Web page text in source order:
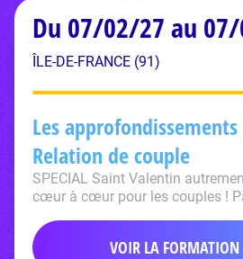
Du 07/02/27 au
ÎLE-DE-FRANCE (91)
Les
Relation de couple
SPECIAL Saint Valentin
cœur à cœur pour les couples !
VOIR LA FORMATION